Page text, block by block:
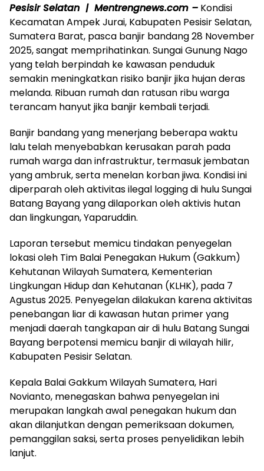
Pesisir Selatan | Mentrengnews.com – Kondisi
Kecamatan Ampek Jurai, Kabupaten Pesisir Selatan,
Sumatera Barat, pasca banjir bandang 28 November
2025, sangat memprihatinkan. Sungai Gunung Nago
yang telah berpindah ke kawasan penduduk
semakin meningkatkan risiko banjir jika hujan deras
melanda. Ribuan rumah dan ratusan ribu warga
terancam hanyut jika banjir kembali terjadi.
Banjir bandang yang menerjang beberapa waktu
lalu telah menyebabkan kerusakan parah pada
rumah warga dan infrastruktur, termasuk jembatan
yang ambruk, serta menelan korban jiwa. Kondisi ini
diperparah oleh aktivitas ilegal logging di hulu Sungai
Batang Bayang yang dilaporkan oleh aktivis hutan
dan lingkungan, Yaparuddin.
Laporan tersebut memicu tindakan penyegelan
lokasi oleh Tim Balai Penegakan Hukum (Gakkum)
Kehutanan Wilayah Sumatera, Kementerian
Lingkungan Hidup dan Kehutanan (KLHK), pada 7
Agustus 2025. Penyegelan dilakukan karena aktivitas
penebangan liar di kawasan hutan primer yang
menjadi daerah tangkapan air di hulu Batang Sungai
Bayang berpotensi memicu banjir di wilayah hilir,
Kabupaten Pesisir Selatan.
Kepala Balai Gakkum Wilayah Sumatera, Hari
Novianto, menegaskan bahwa penyegelan ini
merupakan langkah awal penegakan hukum dan
akan dilanjutkan dengan pemeriksaan dokumen,
pemanggilan saksi, serta proses penyelidikan lebih
lanjut.